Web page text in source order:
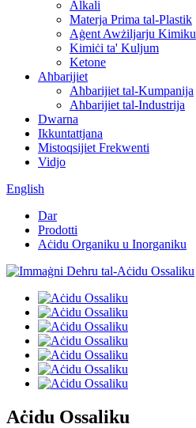
Alkali
Materja Prima tal-Plastik
Aġent Awżiljarju Kimiku
Kimiċi ta' Kuljum
Ketone
Aħbarijiet
Aħbarijiet tal-Kumpanija
Aħbarijiet tal-Industrija
Dwarna
Ikkuntattjana
Mistoqsijiet Frekwenti
Vidjo
English
Dar
Prodotti
Aċidu Organiku u Inorganiku
Aċidu Ossaliku